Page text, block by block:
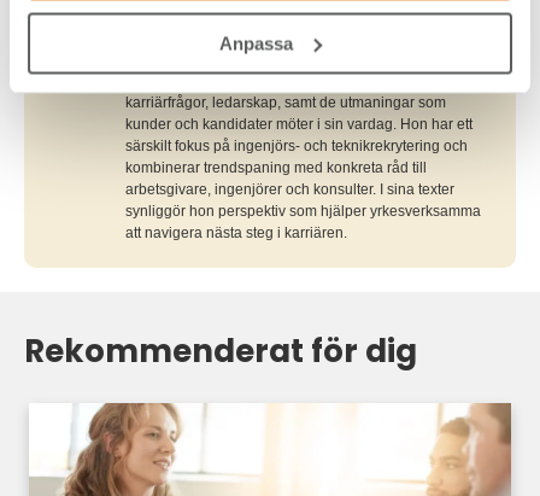
Anpassa
kommunikation och varumärke. Med bakgrund från
utbildnings- och byggsektorn har hon god insikt i hur
kompetensbehov uppstår och förändras i olika
branscher. På TNG:s insiktsblogg skriver Hanna om
karriärfrågor, ledarskap, samt de utmaningar som
kunder och kandidater möter i sin vardag. Hon har ett
särskilt fokus på ingenjörs- och teknikrekrytering och
kombinerar trendspaning med konkreta råd till
arbetsgivare, ingenjörer och konsulter. I sina texter
synliggör hon perspektiv som hjälper yrkesverksamma
att navigera nästa steg i karriären.
Rekommenderat för dig